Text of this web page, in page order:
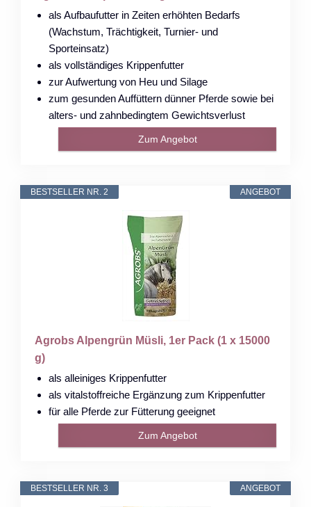
als Aufbaufutter in Zeiten erhöhten Bedarfs
(Wachstum, Trächtigkeit, Turnier- und
Sporteinsatz)
als vollständiges Krippenfutter
zur Aufwertung von Heu und Silage
zum gesunden Auffüttern dünner Pferde sowie bei
alters- und zahnbedingtem Gewichtsverlust
Zum Angebot
ANGEBOT
BESTSELLER NR. 2
Agrobs Alpengrün Müsli, 1er Pack (1 x 15000
g)
als alleiniges Krippenfutter
als vitalstoffreiche Ergänzung zum Krippenfutter
für alle Pferde zur Fütterung geeignet
Zum Angebot
ANGEBOT
BESTSELLER NR. 3